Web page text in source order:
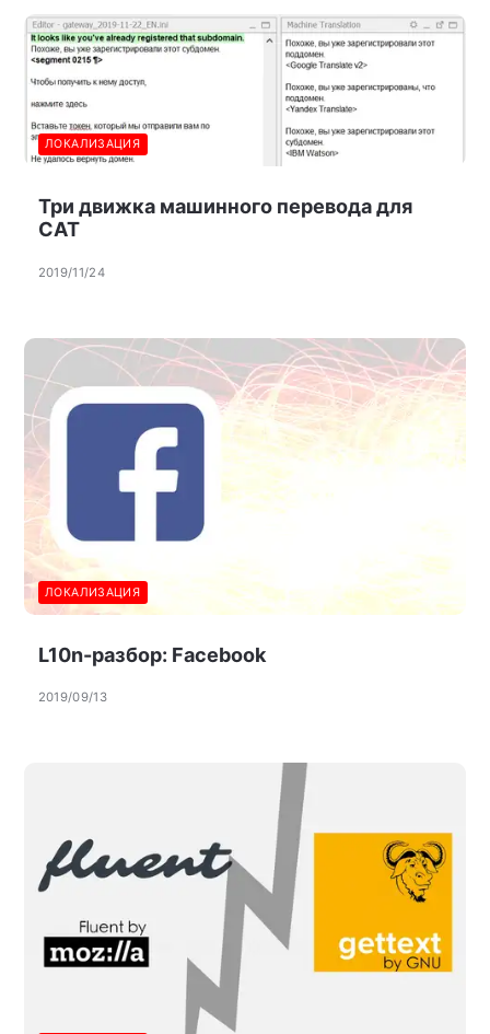
Три движка машинного перевода для
CAT
2019/11/24
ЛОКАЛИЗАЦИЯ
L10n-разбор: Facebook
2019/09/13
ЛОКАЛИЗАЦИЯ